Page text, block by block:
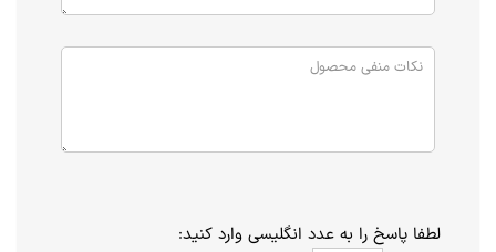
لطفا پاسخ را به عدد انگلیسی وارد کنید: